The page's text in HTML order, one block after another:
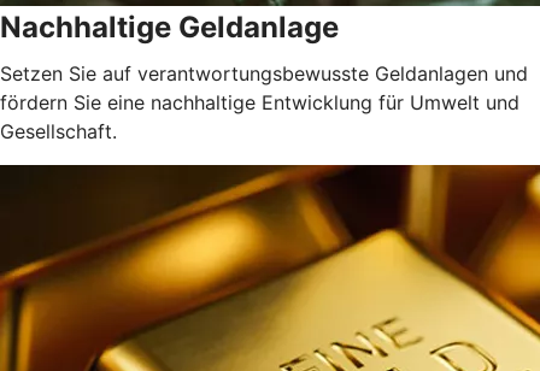
Nachhaltige Geldanlage
Setzen Sie auf verantwortungsbewusste Geldanlagen und
fördern Sie eine nachhaltige Entwicklung für Umwelt und
Gesellschaft.